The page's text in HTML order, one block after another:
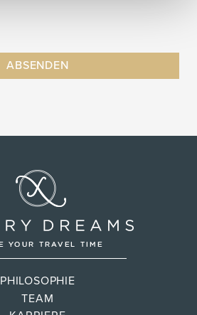
PHILOSOPHIE
TEAM